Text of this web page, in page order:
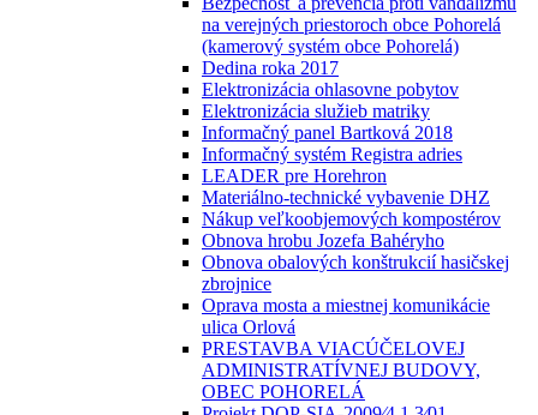
na verejných priestoroch obce Pohorelá
(kamerový systém obce Pohorelá)
Dedina roka 2017
Elektronizácia ohlasovne pobytov
Elektronizácia služieb matriky
Informačný panel Bartková 2018
Informačný systém Registra adries
LEADER pre Horehron
Materiálno-technické vybavenie DHZ
Nákup veľkoobjemových kompostérov
Obnova hrobu Jozefa Bahéryho
Obnova obalových konštrukcií hasičskej
zbrojnice
Oprava mosta a miestnej komunikácie
ulica Orlová
PRESTAVBA VIACÚČELOVEJ
ADMINISTRATÍVNEJ BUDOVY,
OBEC POHORELÁ